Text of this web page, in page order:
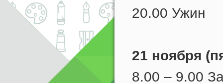
20.00 Ужин
21 ноября
8.00 – 9.00